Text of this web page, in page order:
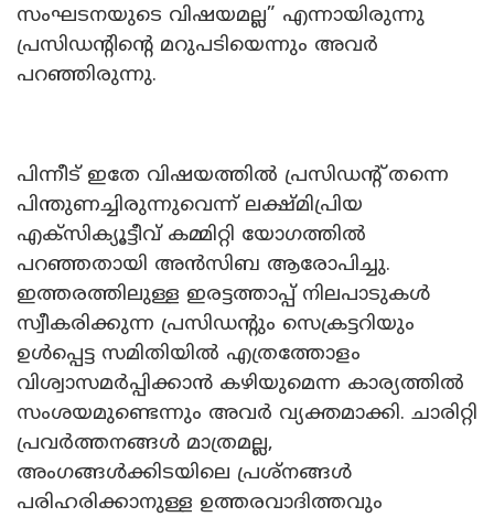
സംഘടനയുടെ വിഷയമല്ല” എന്നായിരുന്നു
പ്രസിഡന്റിന്റെ മറുപടിയെന്നും അവർ
പറഞ്ഞിരുന്നു.
പിന്നീട് ഇതേ വിഷയത്തിൽ പ്രസിഡന്റ് തന്നെ
പിന്തുണച്ചിരുന്നുവെന്ന് ലക്ഷ്മിപ്രിയ
എക്സിക്യൂട്ടീവ് കമ്മിറ്റി യോഗത്തിൽ
പറഞ്ഞതായി അൻസിബ ആരോപിച്ചു.
ഇത്തരത്തിലുള്ള ഇരട്ടത്താപ്പ് നിലപാടുകൾ
സ്വീകരിക്കുന്ന പ്രസിഡന്റും സെക്രട്ടറിയും
ഉൾപ്പെട്ട സമിതിയിൽ എത്രത്തോളം
വിശ്വാസമർപ്പിക്കാൻ കഴിയുമെന്ന കാര്യത്തിൽ
സംശയമുണ്ടെന്നും അവർ വ്യക്തമാക്കി. ചാരിറ്റി
പ്രവർത്തനങ്ങൾ മാത്രമല്ല,
അംഗങ്ങൾക്കിടയിലെ പ്രശ്നങ്ങൾ
പരിഹരിക്കാനുള്ള ഉത്തരവാദിത്തവും